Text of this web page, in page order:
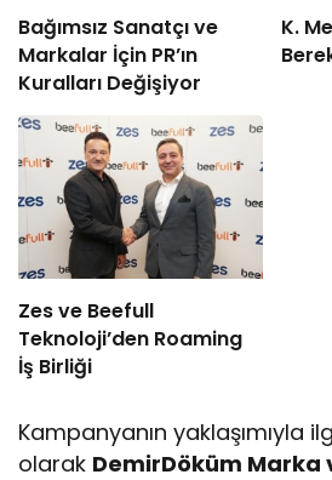
Bağımsız Sanatçı ve
Markalar İçin PR’ın
Kuralları Değişiyor
K.
Zes ve Beefull
Teknoloji’den Roaming
İş Birliği
Kampanyanın yaklaşımıyla
olarak DemirDöküm Marka